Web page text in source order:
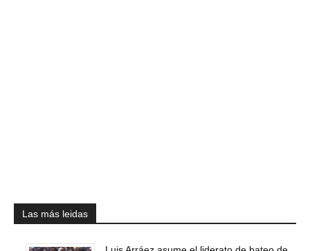
Las más leidas